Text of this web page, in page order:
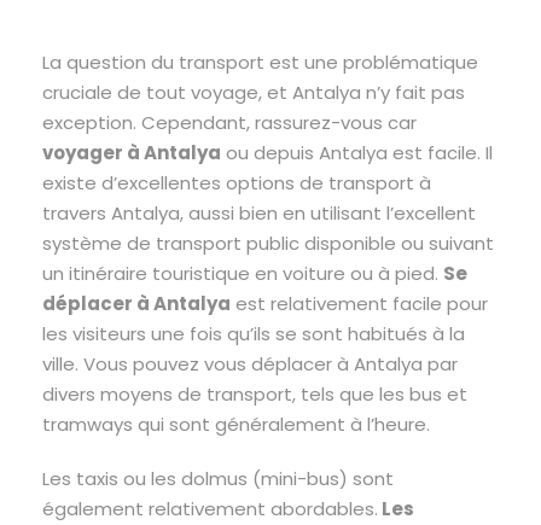
La question du transport est une problématique
cruciale de tout voyage, et Antalya n’y fait pas
exception. Cependant, rassurez-vous car
voyager à Antalya ou depuis Antalya est facile. Il
existe d’excellentes options de transport à
travers Antalya, aussi bien en utilisant l’excellent
système de transport public disponible ou suivant
un itinéraire touristique en voiture ou à pied. Se
déplacer à Antalya est relativement facile pour
les visiteurs une fois qu’ils se sont habitués à la
ville. Vous pouvez vous déplacer à Antalya par
divers moyens de transport, tels que les bus et
tramways qui sont généralement à l’heure.
Les taxis ou les dolmus (mini-bus) sont
également relativement abordables. Les